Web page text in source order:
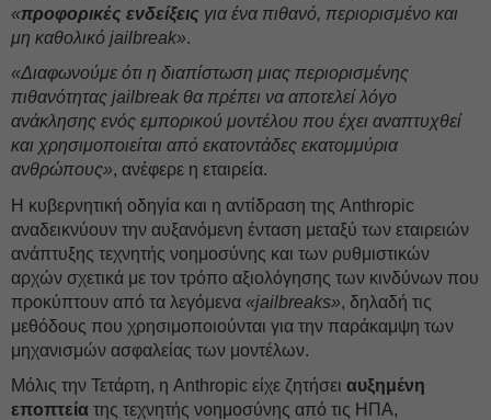
«προφορικές ενδείξεις για ένα πιθανό, περιορισμένο και
μη καθολικό jailbreak».
«Διαφωνούμε ότι η διαπίστωση μιας περιορισμένης
πιθανότητας jailbreak θα πρέπει να αποτελεί λόγο
ανάκλησης ενός εμπορικού μοντέλου που έχει αναπτυχθεί
και χρησιμοποιείται από εκατοντάδες εκατομμύρια
ανθρώπους», ανέφερε η εταιρεία.
Η κυβερνητική οδηγία και η αντίδραση της Anthropic
αναδεικνύουν την αυξανόμενη ένταση μεταξύ των εταιρειών
ανάπτυξης τεχνητής νοημοσύνης και των ρυθμιστικών
αρχών σχετικά με τον τρόπο αξιολόγησης των κινδύνων που
προκύπτουν από τα λεγόμενα «jailbreaks», δηλαδή τις
μεθόδους που χρησιμοποιούνται για την παράκαμψη των
μηχανισμών ασφαλείας των μοντέλων.
Μόλις την Τετάρτη, η Anthropic είχε ζητήσει αυξημένη
εποπτεία της τεχνητής νοημοσύνης από τις ΗΠΑ,